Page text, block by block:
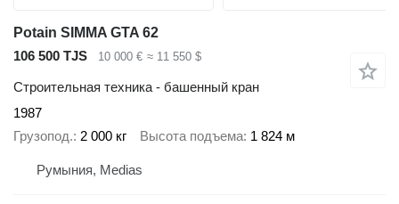
Potain SIMMA GTA 62
106 500 TJS
10 000 € ≈ 11 550 $
Строительная техника - башенный кран
1987
Грузопод. 2 000 кг Высота подъема 1 824 м
Румыния, Medias